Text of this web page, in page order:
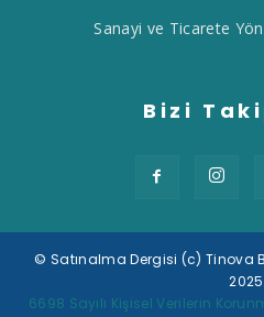
Tek Tıkla Ödeme
Sanayi ve Ticarete
Bizi
© Satınalma Dergisi (c) Tinova
2025
6698 Sayılı Kişisel Verilerin